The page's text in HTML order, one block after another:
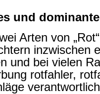
und
Arten von
inzwischen
und bei vielen
rotfahler,